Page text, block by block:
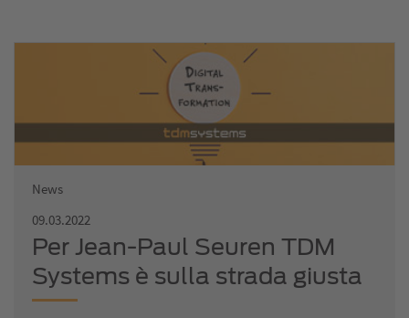
News
09.03.2022
Per Jean-Paul Seuren TDM
Systems è sulla strada giusta